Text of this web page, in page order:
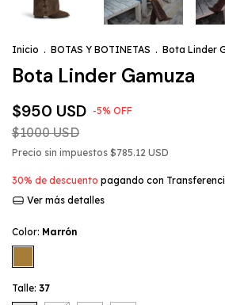
Inicio . BOTAS Y BOTINETAS . Bota Linder
Bota Linder Gamuza
$950 USD -5% OFF
$1000 USD
Precio sin impuestos $785.12 USD
30% de descuento pagando con
Ver más detalles
Color: Marrón
Talle: 37